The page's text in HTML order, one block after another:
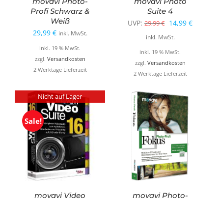
Profi Schwarz &
Weiß
29,99 € inkl. MwSt.
inkl. 19 % MwSt.
zzgl. Versandkosten
2 Werktage Lieferzeit
Suite 4
UVP: 29,99€ Ursprünglicher
Preis
war:
29,99 €
14,99 €
inkl. MwSt.
inkl. 19 % MwSt.
zzgl. Versandkosten
2 Werktage Lieferzeit
Nicht auf Lager
Sale!
movavi Video
movavi Photo-